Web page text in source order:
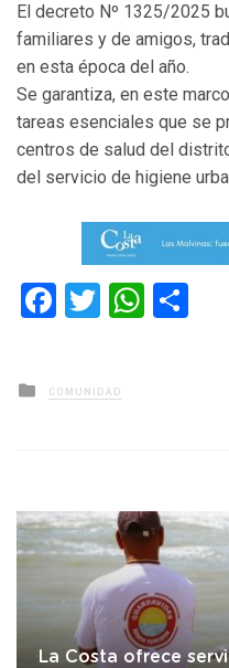
El decreto Nº 1325/2025
familiares y de amigos,
en esta época del año.
Se garantiza, en este
tareas esenciales que se
centros de salud del
del servicio de higiene
Facebook
Twitter
Posted
in
COMUNIDAD
La Costa ofrece